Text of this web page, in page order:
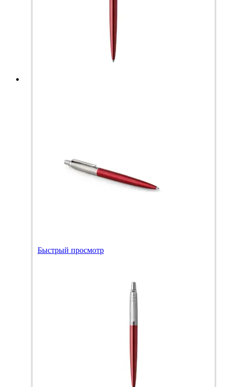
Быстрый просмотр